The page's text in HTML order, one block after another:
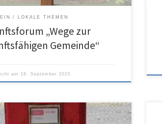
LOKALE THEMEN
„Wege zur
Gemeinde“
am 16. September 2025